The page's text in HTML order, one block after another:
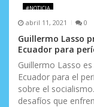
#NOTICIA
abril 11, 2021 0
Guillermo Lasso
Ecuador para
Guillermo Lasso
Ecuador para el
sobre el
desafíos que